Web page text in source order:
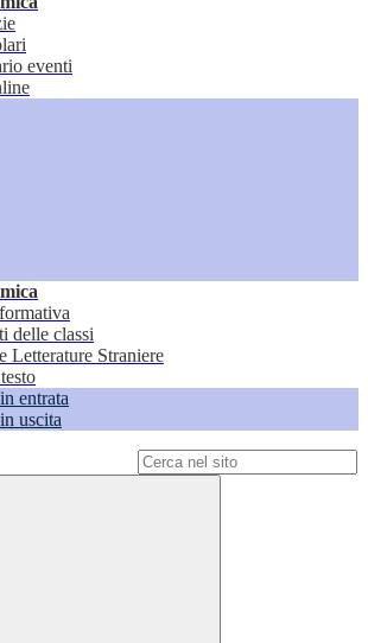
eventi
delle classi
Letterature Straniere
entrata
uscita